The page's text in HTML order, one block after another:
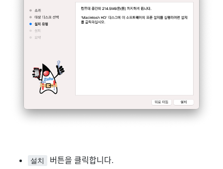
설치 버튼을 클릭합니다.